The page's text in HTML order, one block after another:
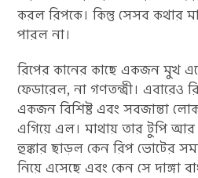
করল রিপকে। কিন্তু সেসব কথার
পারল না।
রিপের কানের কাছে একজন মুখ
ফেডারেল, না গণতন্ত্রী। এবারেও
একজন বিশিষ্ট এবং সবজান্তা
এগিয়ে এল। মাথায় তার টুপি আর
হুঙ্কার ছাড়ল কেন রিপ ভোটের
নিয়ে এসেছে এবং কেন সে দাঙ্গা